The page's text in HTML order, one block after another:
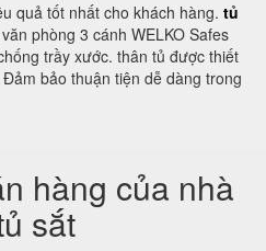
quả tốt nhất cho khách hàng. tủ
phòng 3 cánh WELKO Safes
trầy xước. thân tủ được thiết
bảo thuận tiện dễ dàng trong
hàng của nhà
sắt